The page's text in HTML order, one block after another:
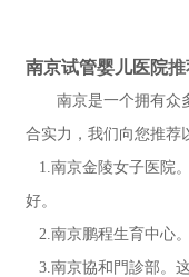
南京试管婴儿医院
南京是一个拥有众
合实力，我们向您推荐
1.南京金陵女子医院
好。
2.南京鹏程生育中心
3.南京協和門診部。